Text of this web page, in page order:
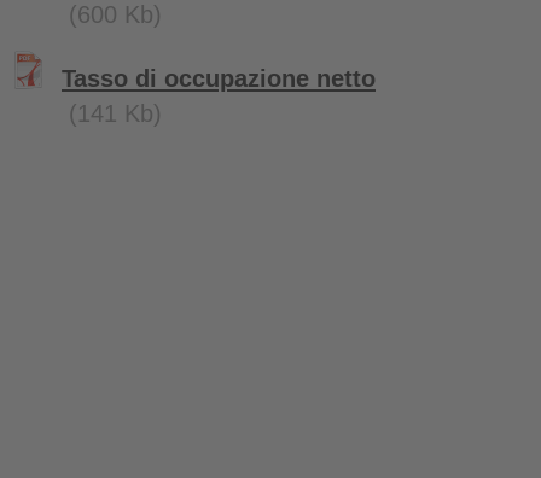
(600 Kb)
Tasso di occupazione netto
(141 Kb)